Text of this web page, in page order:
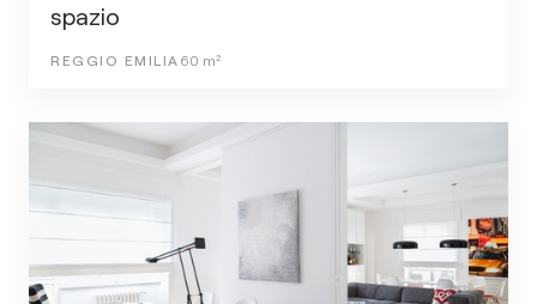
spazio
REGGIO EMILIA 60 m²